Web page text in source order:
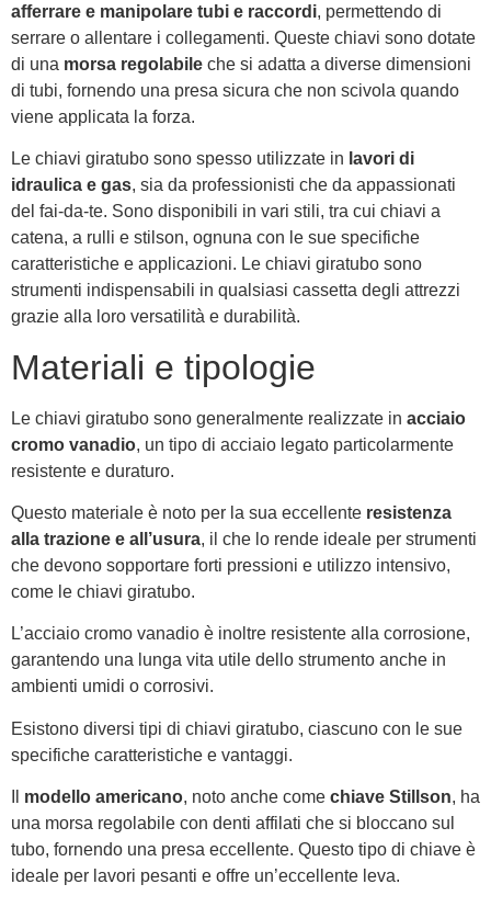
afferrare e manipolare tubi e raccordi, permettendo di
serrare o allentare i collegamenti. Queste chiavi sono dotate
di una morsa regolabile che si adatta a diverse dimensioni
di tubi, fornendo una presa sicura che non scivola quando
viene applicata la forza.
Le chiavi giratubo sono spesso utilizzate in lavori di
idraulica e gas, sia da professionisti che da appassionati
del fai-da-te. Sono disponibili in vari stili, tra cui chiavi a
catena, a rulli e stilson, ognuna con le sue specifiche
caratteristiche e applicazioni. Le chiavi giratubo sono
strumenti indispensabili in qualsiasi cassetta degli attrezzi
grazie alla loro versatilità e durabilità.
Materiali e tipologie
Le chiavi giratubo sono generalmente realizzate in acciaio
cromo vanadio, un tipo di acciaio legato particolarmente
resistente e duraturo.
Questo materiale è noto per la sua eccellente resistenza
alla trazione e all’usura, il che lo rende ideale per strumenti
che devono sopportare forti pressioni e utilizzo intensivo,
come le chiavi giratubo.
L’acciaio cromo vanadio è inoltre resistente alla corrosione,
garantendo una lunga vita utile dello strumento anche in
ambienti umidi o corrosivi.
Esistono diversi tipi di chiavi giratubo, ciascuno con le sue
specifiche caratteristiche e vantaggi.
modello americano, noto anche come chiave Stillson, ha
una morsa regolabile con denti affilati che si bloccano sul
tubo, fornendo una presa eccellente. Questo tipo di chiave è
ideale per lavori pesanti e offre un’eccellente leva.